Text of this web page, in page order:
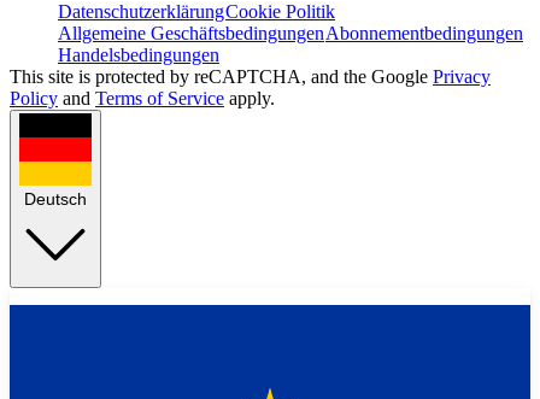
DatenschutzerklärungCookie Politik
Allgemeine GeschäftsbedingungenAbonnementbedingungen
Handelsbedingungen
This site is protected by reCAPTCHA, and the Google Privacy
Policy and Terms of Service apply.
Deutsch